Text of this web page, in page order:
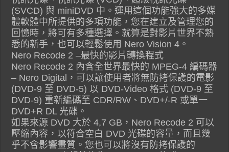
(SVCD) 與 miniDVD 中。運用這個功能強大的多媒
體軟體中所提供的多項功能，您在建立及管理您的
回憶時，將可有多種選擇。就算是對影片世界不熟
悉的新手，也可以輕鬆使用 Nero Vision 4。
Nero Recode 2 –最快的影片轉換程式
Nero Recode 2 內含全世界最快的 MPEG-4 編碼器
– Nero Digital，可以讓使用者將無防拷保護的電影
(DVD-9 至 DVD-5) 以 DVD-Video 格式 (DVD-9 至
DVD-9) 重新編碼至 CDR/RW、DVD+/-R 或單一
DVD+R DL 光碟。
如果來源 DVD 大於 4,7 GB，Nero Recode 2 可以
壓縮內容，以符合空白 DVD 光碟的容量，而且幾
乎不會影響畫質。您也可以將沒有防拷保護的